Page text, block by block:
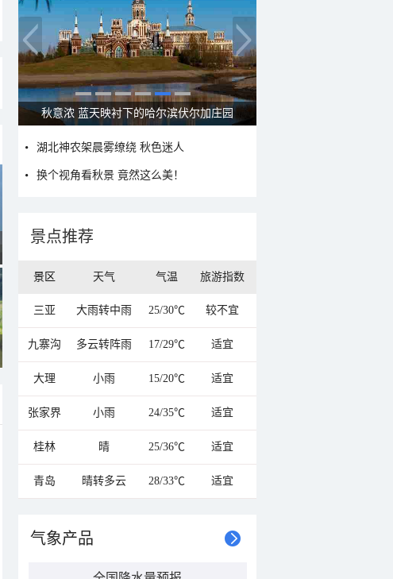
秋意浓 蓝天映衬下的哈尔滨伏尔加庄园
湖北神农架晨雾缭绕 秋色迷人
换个视角看秋景 竟然这么美！
景点推荐
景区 天气 气温 旅游指数
三亚 大雨转中雨 25/30℃ 较不宜
九寨沟 多云转阵雨 17/29℃ 适宜
大理 小雨 15/20℃ 适宜
张家界 小雨 24/35℃ 适宜
桂林 晴 25/36℃ 适宜
青岛 晴转多云 28/33℃ 适宜
气象产品